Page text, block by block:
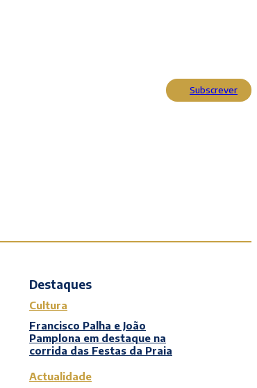
Subscrever
Destaques
Cultura
Francisco Palha e João
Pamplona em destaque na
corrida das Festas da Praia
Actualidade